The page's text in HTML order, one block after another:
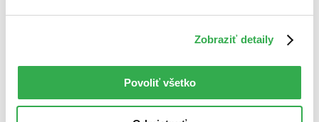
Zobraziť detaily
Povoliť všetko
Ako môžem zaplatiť?
Platby označené hviezdičkou žiaľ
platba kartou vopred (VISA, MasterCard, Apple Pay)